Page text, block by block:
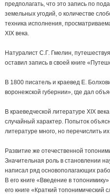
предполагать, что это запись по
земельных угодий, о количестве
техника исполнения,
XIX века.
Натуралист С.Г. Гмелин,
оставил запись в своей книге
В 1800 писатель и краевед Е.
воронежской губернии», где дал
В краеведческой литературе XIX
случайный характер. Попыток
литературе много, но перечислить
Развитие же отечественной
Значительная роль в становлении
написал ряд основополагающих
В его книге «Введение в
его книге «Краткий топонимический